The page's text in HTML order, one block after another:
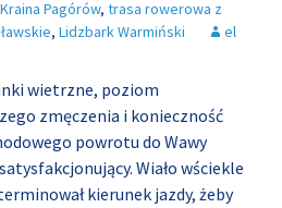
Kraina Pagórów, trasa rowerowa z
, Lidzbark Warmiński el
wietrzne, poziom
zmęczenia i konieczność
powrotu do Wawy
Wiało wściekle
kierunek jazdy, żeby